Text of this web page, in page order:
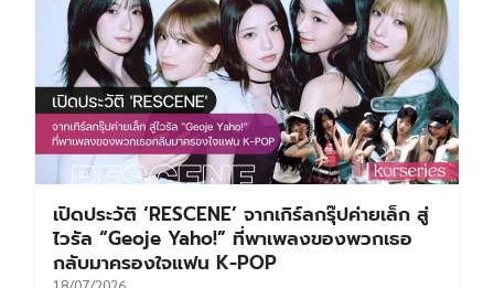
เปิดประวัติ ‘RESCENE’ จากเกิร์ลกรุ๊ปค่ายเล็ก สู่
ไวรัล “Geoje Yaho!” ที่พาเพลงของพวกเธอ
กลับมาครองใจแฟน K-POP